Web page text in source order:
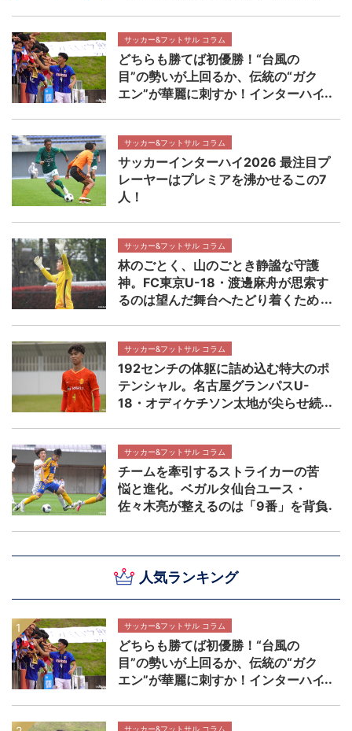
人気ランキング
サッカー&フットサル コラム
どちらも勝てば初優勝！“台風の
目”の勢いが上回るか、伝統の“ガク
エン”が華麗に刺すか！インターハイ
サッカー&フットサル コラム
サッカー&フットサル コラム
どちらも勝てば初優勝！“台風の
目”の勢いが上回るか、伝統の“ガク
エン”が華麗に刺すか！インターハイ
サッカー&フットサル コラム
サッカーインターハイ2026 最注目プ
レーヤーはプレミアを沸かせるこの7
人！
サッカー&フットサル コラム
林のごとく、山のごとき静謐な守護
神。FC東京U-18・渡邊麻舟が思索す
るのは望んだ舞台へたどり着くため
サッカー&フットサル コラム
192センチの体躯に詰め込む特大のポ
テンシャル。名古屋グランパスU-
18・オディケチソン太地が尖らせ続
サッカー&フットサル コラム
チームを牽引するストライカーの苦
悩と進化。ベガルタ仙台ユース・
佐々木亮が整えるのは「9番」を背負